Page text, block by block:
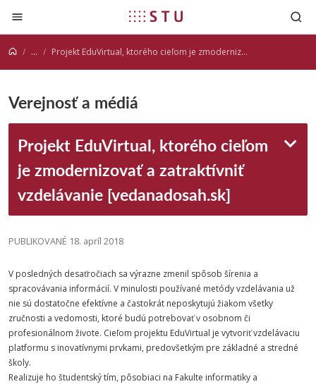
Prejsť na obsah
... Projekt EduVirtual, ktorého cieľom je zmodernizovať a zatraktívniť vzdelávanie [vedanadosah.sk]
Verejnosť a médiá
Projekt EduVirtual, ktorého cieľom
je zmodernizovať a zatraktívniť
vzdelávanie [vedanadosah.sk]
PUBLIKOVANÉ 18. apríl 2018
V posledných desaťročiach sa výrazne zmenil spôsob šírenia a
spracovávania informácií. V minulosti používané metódy vzdelávania už
nie sú dostatočne efektívne a častokrát neposkytujú žiakom všetky
zručnosti a vedomosti, ktoré budú potrebovať v osobnom či
profesionálnom živote. Cieľom projektu EduVirtual je vytvoriť vzdelávaciu
platformu s inovatívnymi prvkami, predovšetkým pre základné a stredné
školy.
Realizuje ho študentský tím, pôsobiaci na Fakulte informatiky a